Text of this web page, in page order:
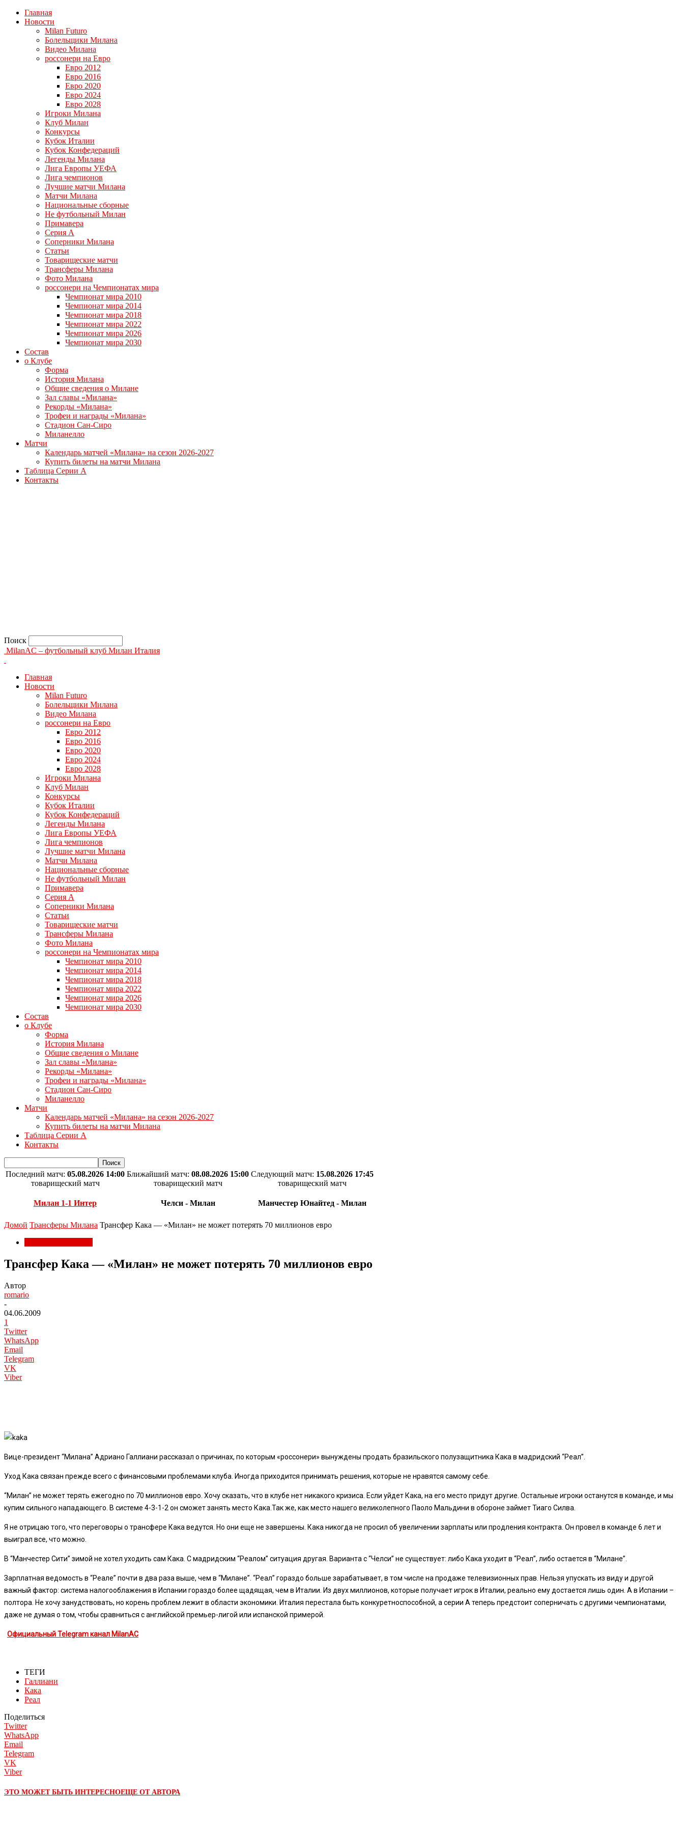
Главная
Новости
Milan Futuro
Болельщики Милана
Видео Милана
россонери на Евро
Евро 2012
Евро 2016
Евро 2020
Евро 2024
Евро 2028
Игроки Милана
Клуб Милан
Конкурсы
Кубок Италии
Кубок Конфедераций
Легенды Милана
Лига Европы УЕФА
Лига чемпионов
Лучшие матчи Милана
Матчи Милана
Национальные сборные
Не футбольный Милан
Примавера
Серия А
Соперники Милана
Статьи
Товарищеские матчи
Трансферы Милана
Фото Милана
россонери на Чемпионатах мира
Чемпионат мира 2010
Чемпионат мира 2014
Чемпионат мира 2018
Чемпионат мира 2022
Чемпионат мира 2026
Чемпионат мира 2030
Состав
о Клубе
Форма
История Милана
Общие сведения о Милане
Зал славы «Милана»
Рекорды «Милана»
Трофеи и награды «Милана»
Стадион Сан-Сиро
Миланелло
Матчи
Календарь матчей «Милана» на сезон 2026-2027
Купить билеты на матчи Милана
Таблица Серии А
Контакты
Поиск
MilanAC – футбольный клуб Милан Италия
Главная
Новости
Milan Futuro
Болельщики Милана
Видео Милана
россонери на Евро
Евро 2012
Евро 2016
Евро 2020
Евро 2024
Евро 2028
Игроки Милана
Клуб Милан
Конкурсы
Кубок Италии
Кубок Конфедераций
Легенды Милана
Лига Европы УЕФА
Лига чемпионов
Лучшие матчи Милана
Матчи Милана
Национальные сборные
Не футбольный Милан
Примавера
Серия А
Соперники Милана
Статьи
Товарищеские матчи
Трансферы Милана
Фото Милана
россонери на Чемпионатах мира
Чемпионат мира 2010
Чемпионат мира 2014
Чемпионат мира 2018
Чемпионат мира 2022
Чемпионат мира 2026
Чемпионат мира 2030
Состав
о Клубе
Форма
История Милана
Общие сведения о Милане
Зал славы «Милана»
Рекорды «Милана»
Трофеи и награды «Милана»
Стадион Сан-Сиро
Миланелло
Матчи
Календарь матчей «Милана» на сезон 2026-2027
Купить билеты на матчи Милана
Таблица Серии А
Контакты
Последний матч: 05.08.2026 14:00
товарищеский матч
Милан 1-1 Интер
Ближайший матч: 08.08.2026 15:00
товарищеский матч
Челси - Милан
Следующий матч: 15.08.2026 17:45
товарищеский матч
Манчестер Юнайтед - Милан
Домой Трансферы Милана Трансфер Кака — «Милан» не может потерять 70 миллионов евро
Трансфер Кака — «Милан» не может потерять 70 миллионов евро
Автор
romario
-
04.06.2009
1
Twitter
WhatsApp
Email
Telegram
VK
Viber
Вице-президент “Милана” Адриано Галлиани рассказал о причинах, по которым «россонери» вынуждены продать бразильского полузащитника Кака в мадридский “Реал”.
Уход Кака связан прежде всего с финансовыми проблемами клуба. Иногда приходится принимать решения, которые не нравятся самому себе.
“Милан” не может терять ежегодно по 70 миллионов евро. Хочу сказать, что в клубе нет никакого кризиса. Если уйдет Кака, на его место придут другие. Остальные игроки останутся в команде, и мы
купим сильного нападающего. В системе 4-3-1-2 он сможет занять место Кака.Так же, как место нашего великолепного Паоло Мальдини в обороне займет Тиаго Силва.
Я не отрицаю того, что переговоры о трансфере Кака ведутся. Но они еще не завершены. Кака никогда не просил об увеличении зарплаты или продления контракта. Он провел в команде 6 лет и
выиграл все, что можно.
В “Манчестер Сити” зимой не хотел уходить сам Кака. С мадридским “Реалом” ситуация другая. Варианта с “Челси” не существует: либо Кака уходит в “Реал”, либо остается в “Милане”.
Зарплатная ведомость в “Реале” почти в два раза выше, чем в “Милане”. “Реал” гораздо больше зарабатывает, в том числе на продаже телевизионных прав. Нельзя упускать из виду и другой
важный фактор: система налогооблажения в Испании гораздо более щадящая, чем в Италии. Из двух миллионов, которые получает игрок в Италии, реально ему достается лишь один. А в Испании –
полтора. Не хочу занудствовать, но корень проблем лежит в области экономики. Италия перестала быть конкуретноспособной, а серии А теперь предстоит соперничать с другими чемпионатами,
даже не думая о том, чтобы сравниться с английской премьер-лигой или испанской примерой.
Официальный Telegram канал MilanAC
ТЕГИ
Галлиани
Кака
Реал
Поделиться
Twitter
WhatsApp
Email
Telegram
VK
Viber
ЭТО МОЖЕТ БЫТЬ ИНТЕРЕСНОЕЩЕ ОТ АВТОРА